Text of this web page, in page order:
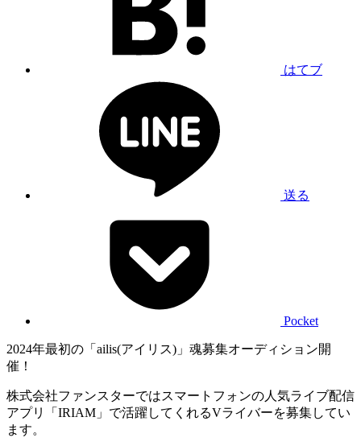
はてブ
送る
Pocket
2024年最初の「ailis(アイリス)」魂募集オーディション開
催！
株式会社ファンスターではスマートフォンの人気ライブ配信
アプリ「IRIAM」で活躍してくれるVライバーを募集してい
ます。